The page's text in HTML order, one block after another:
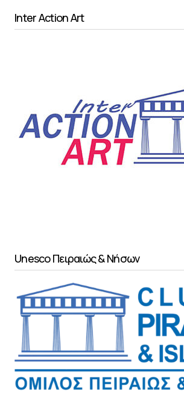
Inter Action Art
Unesco Πειραιώς & Νήσων